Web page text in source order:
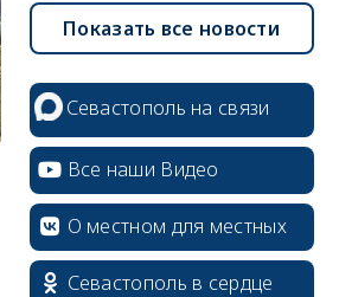
Показать все новости
Севастополь на связи
Все наши Видео
О местном для местных
Севастополь в сердце